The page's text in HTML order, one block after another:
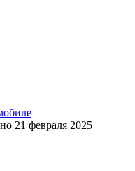
21 февраля 2025